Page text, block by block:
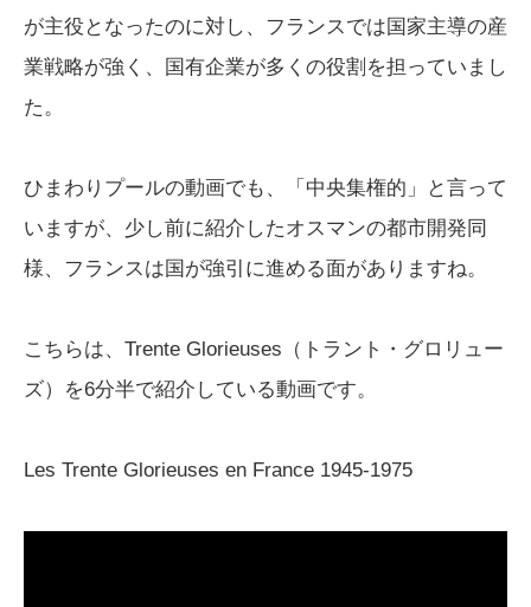
が主役となったのに対し、フランスでは国家主導の産
業戦略が強く、国有企業が多くの役割を担っていまし
た。
ひまわりプールの動画でも、「中央集権的」と言って
いますが、少し前に紹介したオスマンの都市開発同
様、フランスは国が強引に進める面がありますね。
こちらは、Trente Glorieuses（トラント・グロリュー
ズ）を6分半で紹介している動画です。
Les Trente Glorieuses en France 1945-1975